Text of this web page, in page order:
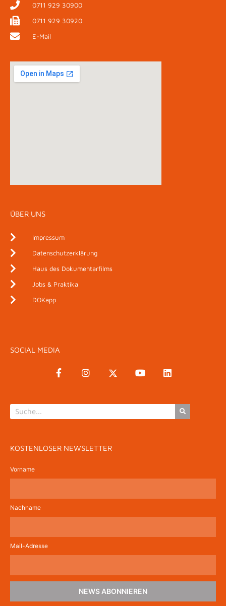
0711 929 30900
0711 929 30920
E-Mail
ÜBER UNS
Impressum
Datenschutzerklärung
Haus des Dokumentarfilms
Jobs & Praktika
DOKapp
SOCIAL MEDIA
KOSTENLOSER NEWSLETTER
Vorname
Nachname
Mail-Adresse
NEWS ABONNIEREN